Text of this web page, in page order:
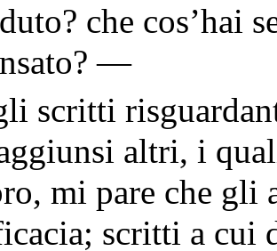
che cos’hai
—
scritti
altri, i
mi pare che gli
scritti a cui